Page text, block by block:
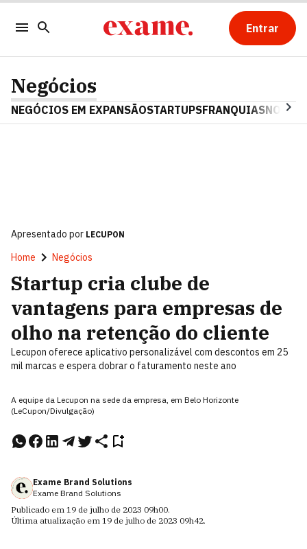
Entrar
Negócios
NEGÓCIOS EM EXPANSÃOSTARTUPSFRANQUIAS
Apresentado por LECUPON
Home Negócios
Startup cria clube de
vantagens para empresas de
olho na retenção do cliente
Lecupon oferece aplicativo personalizável com descontos em 25
mil marcas e espera dobrar o faturamento neste ano
A equipe da Lecupon na sede da empresa, em Belo Horizonte
(LeCupon/Divulgação)
Exame Brand Solutions
Exame Brand Solutions
Publicado em 19 de julho de 2023 09h00.
Última atualização em 19 de julho de 2023 09h42.